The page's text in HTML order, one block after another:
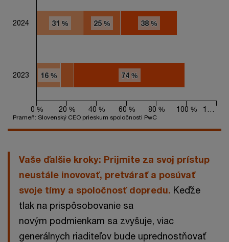
38 %
38 %
74 %
74 %
25 %
25 %
31 %
31 %
16 %
16 %
2024
2023
0 % 20 % 40 % 60 % 80 % 100 % 1…
Prameň: Slovenský CEO prieskum spoločnosti PwC
Vaše ďalšie kroky: Prijmite za svoj prístup
neustále inovovať, pretvárať a posúvať
svoje tímy a spoločnosť dopredu. Keďže
tlak na prispôsobovanie sa
novým podmienkam sa zvyšuje, viac
generálnych riaditeľov bude uprednostňovať